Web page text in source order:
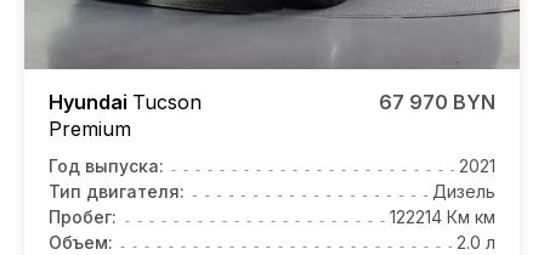
Hyundai Tucson
Premium
67 970 BYN
Год выпуска:
2021
Тип двигателя:
Дизель
Пробег:
122214 Км км
Объем:
2.0 л